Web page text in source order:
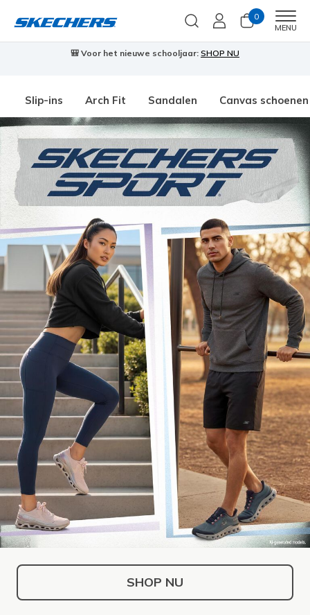
0
MENU
🎒 Voor het nieuwe schooljaar: SHOP NU
Slip-ins Arch Fit Sandalen Canvas schoenen
SHOP NU